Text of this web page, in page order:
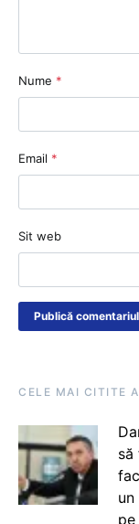
Nume *
Email *
Sit web
CELE MAI CITITE
să